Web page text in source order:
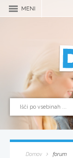
MENI
Domov forum